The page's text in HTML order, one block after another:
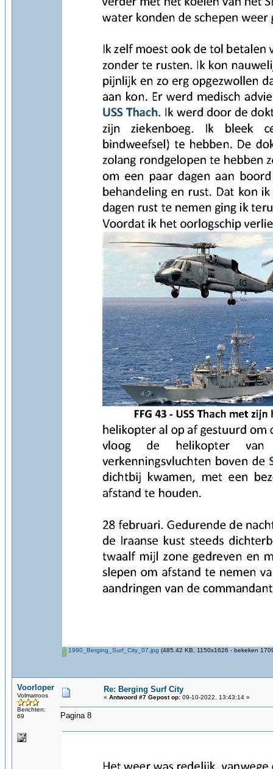
1990_Berging_Surf_City_07.jpg (485.42 KB, 1150x1626 - bekeken
Voorloper
Volmatroos
Berichten:
69
Re: Berging Surf City
« Antwoord #7 Gepost op: 09-10-2022, 13:43:14 »
Pagina 8